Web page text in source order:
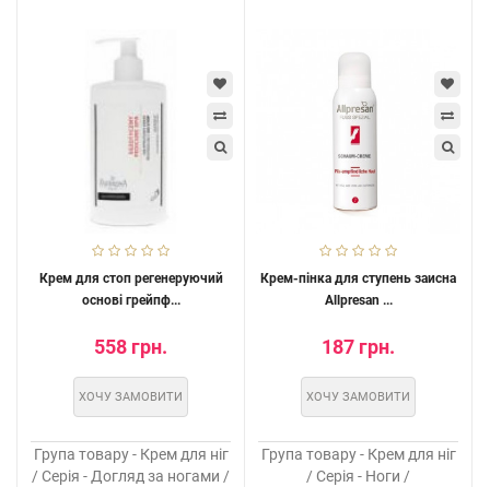
Крем для стоп регенеруючий
основі грейпф...
558 грн.
ХОЧУ ЗАМОВИТИ
Група товару - Крем для ніг
/ Серія - Догляд за ногами /
Крем-пінка для ступень заисна
Allpresan ...
187 грн.
ХОЧУ ЗАМОВИТИ
Група товару - Крем для ніг
/ Серія - Ноги /